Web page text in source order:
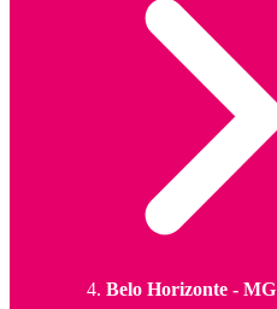
Belo Horizonte - MG